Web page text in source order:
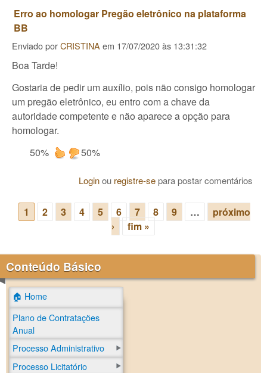
Erro ao homologar Pregão eletrônico na plataforma
BB
Enviado porCRISTINA em 17/07/2020 às 13:31:32
Boa Tarde!
Gostaria de pedir um auxílio, pois não consigo homologar
um pregão eletrônico, eu entro com a chave da
autoridade competente e não aparece a opção para
homologar.
50%
50%
Loginou registre-separa postar comentários
Páginas
1 2 3 4 5 6 7 8 9 …
próximo
›
fim »
Conteúdo Básico
🏠 Home
Plano de Contratações
Anual
Processo Administrativo
Processo Licitatório